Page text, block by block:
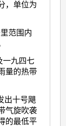
，单位为
范围内
一九四七
量的热带
出十号飓
气旋吹袭
的最低平